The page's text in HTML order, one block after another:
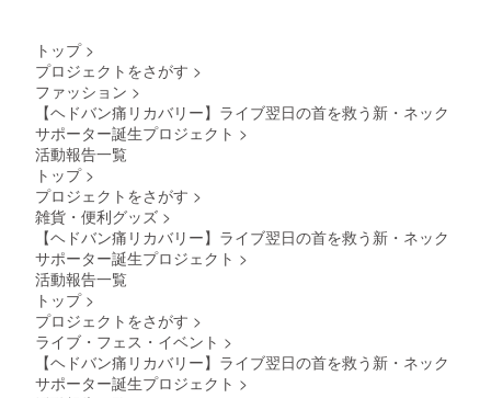
トップ >
プロジェクトをさがす >
ファッション >
【ヘドバン痛リカバリー】ライブ翌日の首を救う新・ネック
サポーター誕生プロジェクト >
活動報告一覧
トップ >
プロジェクトをさがす >
雑貨・便利グッズ >
【ヘドバン痛リカバリー】ライブ翌日の首を救う新・ネック
サポーター誕生プロジェクト >
活動報告一覧
トップ >
プロジェクトをさがす >
ライブ・フェス・イベント >
【ヘドバン痛リカバリー】ライブ翌日の首を救う新・ネック
サポーター誕生プロジェクト >